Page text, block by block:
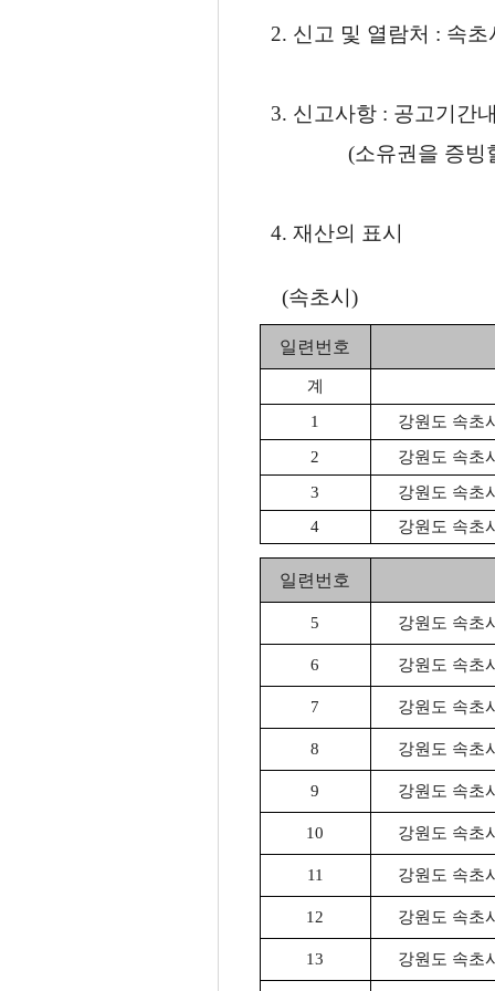
2. 신고 및 열람처 : 속
3. 신고사항 : 공고기간
(소유권을 증빙할
4. 재산의 표시
(속초시)
일련번호
계
1
강원도 속초
2
강원도 속초
3
강원도 속초
4
강원도 속초
일련번호
5 강원도 속초
6 강원도 속초
7 강원도 속초
8 강원도 속초
9 강원도 속초
10 강원도 속초
11 강원도 속초
12 강원도 속초
13 강원도 속초